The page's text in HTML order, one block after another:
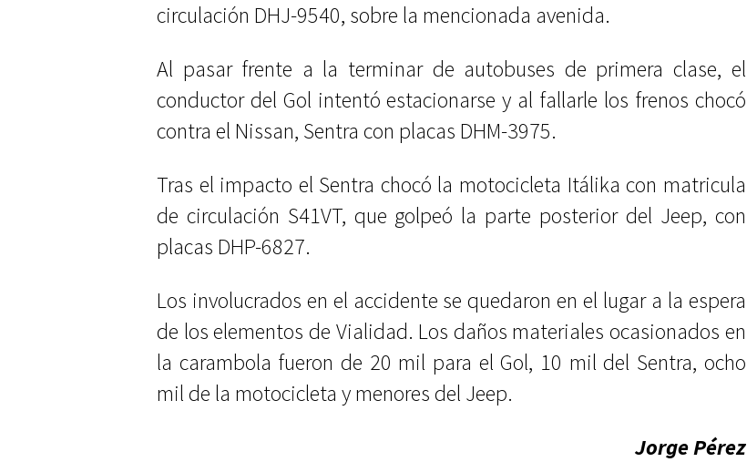
circulación DHJ-9540, sobre la mencionada avenida.
Al pasar frente a la terminar de autobuses de primera clase, el
conductor del Gol intentó estacionarse y al fallarle los frenos chocó
contra el Nissan, Sentra con placas DHM-3975.
Tras el impacto el Sentra chocó la motocicleta Itálika con matricula
de circulación S41VT, que golpeó la parte posterior del Jeep, con
placas DHP-6827.
Los involucrados en el accidente se quedaron en el lugar a la espera
de los elementos de Vialidad. Los daños materiales ocasionados en
la carambola fueron de 20 mil para el Gol, 10 mil del Sentra, ocho
mil de la motocicleta y menores del Jeep.
Jorge Pérez